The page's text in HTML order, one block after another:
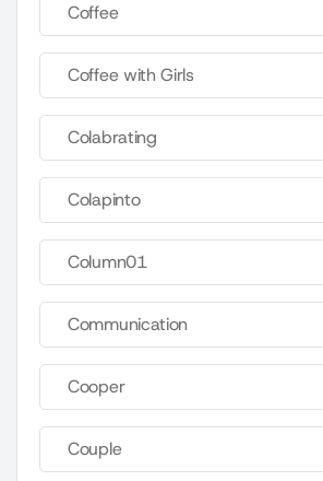
Coffee
Coffee with Girls
Colabrating
Colapinto
Column01
Communication
Cooper
Couple